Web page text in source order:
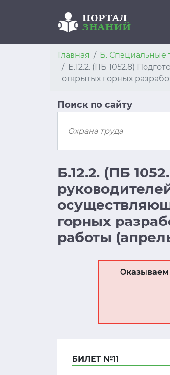
Главная
Б. Специальные
Б.12.2. (ПБ 1052.8)
открытых горных
Поиск по сайту
Б.12.2. (ПБ
горных
работы
Оказываем
БИЛЕТ №11